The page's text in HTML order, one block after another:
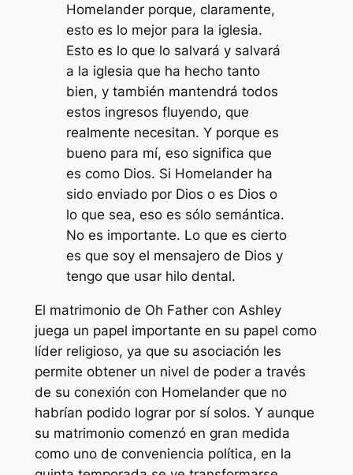
Homelander porque, claramente,
esto es lo mejor para la iglesia.
Esto es lo que lo salvará y salvará
a la iglesia que ha hecho tanto
bien, y también mantendrá todos
estos ingresos fluyendo, que
realmente necesitan. Y porque es
bueno para mí, eso significa que
es como Dios. Si Homelander ha
sido enviado por Dios o es Dios o
lo que sea, eso es sólo semántica.
No es importante. Lo que es cierto
es que soy el mensajero de Dios y
tengo que usar hilo dental.
El matrimonio de Oh Father con Ashley
juega un papel importante en su papel como
líder religioso, ya que su asociación les
permite obtener un nivel de poder a través
de su conexión con Homelander que no
habrían podido lograr por sí solos. Y aunque
su matrimonio comenzó en gran medida
como uno de conveniencia política, en la